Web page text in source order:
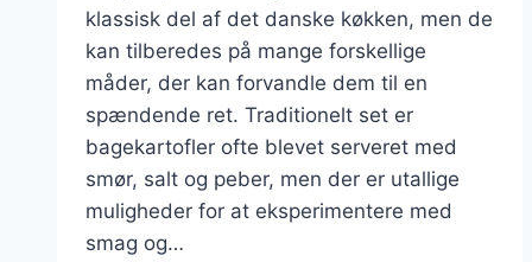
klassisk del af det danske køkken, men de
kan tilberedes på mange forskellige
måder, der kan forvandle dem til en
spændende ret. Traditionelt set er
bagekartofler ofte blevet serveret med
smør, salt og peber, men der er utallige
muligheder for at eksperimentere med
smag og…